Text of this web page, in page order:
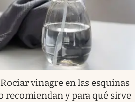
Rociar vinagre en las esquinas
recomiendan y para qué sirve